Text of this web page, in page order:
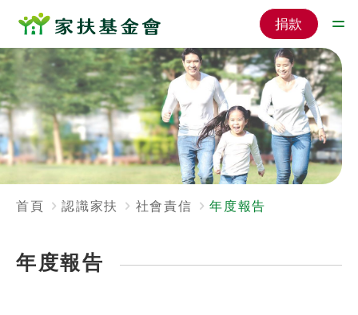
捐款
首頁 認識家扶 社會責信 年度報告
年度報告